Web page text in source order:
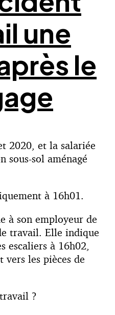
une
le
2020, et la salariée
sous-sol aménagé
à 16h01.
à son employeur de
travail. Elle indique
escaliers à 16h02,
vers les pièces de
?